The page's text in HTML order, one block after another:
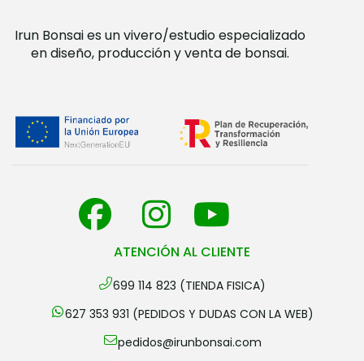
Irun Bonsai es un vivero/estudio especializado
en diseño, producción y venta de bonsai.
ATENCIÓN AL CLIENTE
699 114 823 (TIENDA FISICA)
627 353 931 (PEDIDOS Y DUDAS CON LA WEB)
pedidos@irunbonsai.com